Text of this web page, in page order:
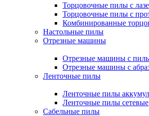
Торцовочные пилы с
Торцовочные пилы с
Комбинированные
Настольные пилы
Отрезные машины
Отрезные машины с
Отрезные машины с
Ленточные пилы
Ленточные пилы
Ленточные пилы сетевые
Сабельные пилы